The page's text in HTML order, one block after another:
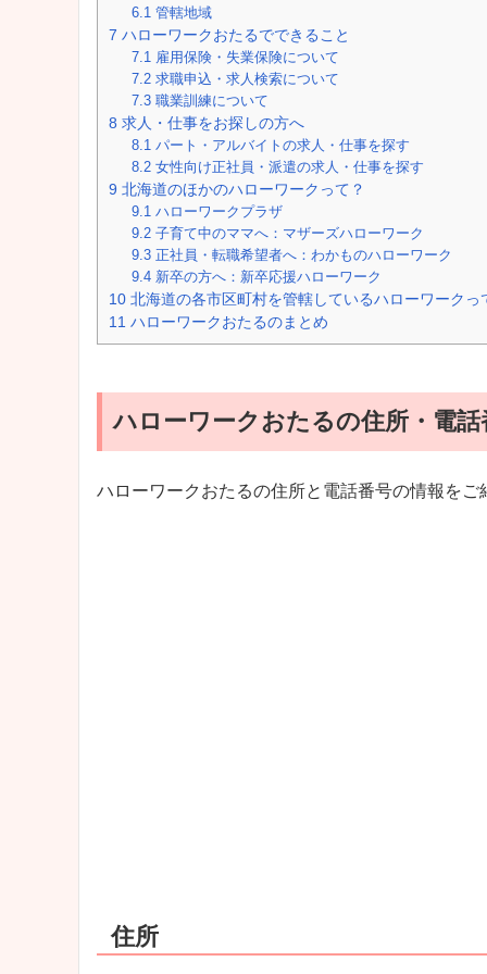
6.1 管轄地域
7 ハローワークおたるでできること
7.1 雇用保険・失業保険について
7.2 求職申込・求人検索について
7.3 職業訓練について
8 求人・仕事をお探しの方へ
8.1 パート・アルバイトの求人・仕事を探す
8.2 女性向け正社員・派遣の求人・仕事を探す
9 北海道のほかのハローワークって？
9.1 ハローワークプラザ
9.2 子育て中のママへ：マザーズハローワーク
9.3 正社員・転職希望者へ：わかものハローワーク
9.4 新卒の方へ：新卒応援ハローワーク
10 北海道の各市区町村を管轄しているハローワークっ
11 ハローワークおたるのまとめ
ハローワークおたるの住所・電話
ハローワークおたるの住所と電話番号の情報をご
住所